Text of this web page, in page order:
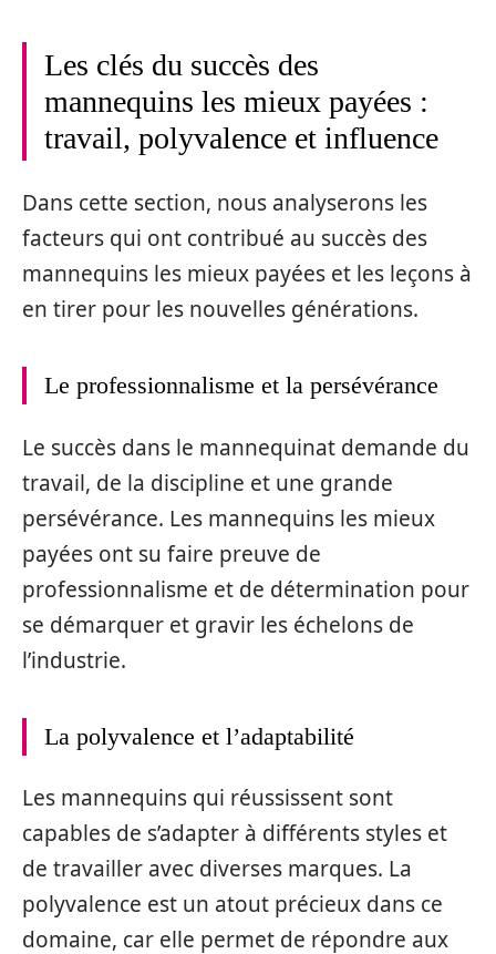
Les clés du succès des
mannequins les mieux payées :
travail, polyvalence et influence
Dans cette section, nous analyserons les
facteurs qui ont contribué au succès des
mannequins les mieux payées et les leçons à
en tirer pour les nouvelles générations.
Le professionnalisme et la persévérance
Le succès dans le mannequinat demande du
travail, de la discipline et une grande
persévérance. Les mannequins les mieux
payées ont su faire preuve de
professionnalisme et de détermination pour
se démarquer et gravir les échelons de
l’industrie.
La polyvalence et l’adaptabilité
Les mannequins qui réussissent sont
capables de s’adapter à différents styles et
de travailler avec diverses marques. La
polyvalence est un atout précieux dans ce
domaine, car elle permet de répondre aux